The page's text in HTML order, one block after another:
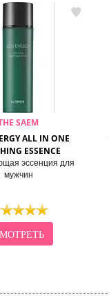
SAEM
ALL IN ONE
ESSENCE
эссенция для
мужчин